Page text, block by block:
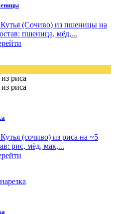
Кутья (Сочиво) из пшеницы на
пшеница, мёд,...
(сочиво) из риса на ~5
рис, мёд, мак,...